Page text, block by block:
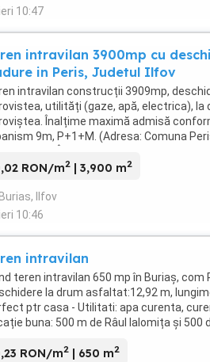
ieri 10:47
intravilan 3900mp cu
in Peris, Judetul Ilfov
intravilan construcții 3909mp,
utilități (gaze, apă, electrica), la
Înalțime maximă admisă
9m, P+1+M. (Adresa: Comuna
RON/m2 | 3,900 m2
Burias, Ilfov
ieri 10:46
intravilan
teren intravilan 650 mp în Buriaș, com
la drum asfaltat:12,92 m,
ptr casa - Utilitati: apa curenta,
buna: 500 m de Râul Ialomița și 500
RON/m2 | 650 m2